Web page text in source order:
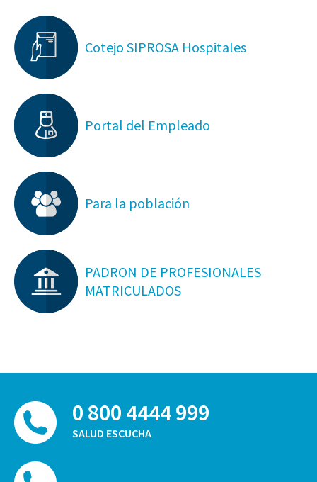
Cotejo SIPROSA Hospitales
Portal del Empleado
Para la población
PADRON DE PROFESIONALES
MATRICULADOS
0 800 4444 999
SALUD ESCUCHA